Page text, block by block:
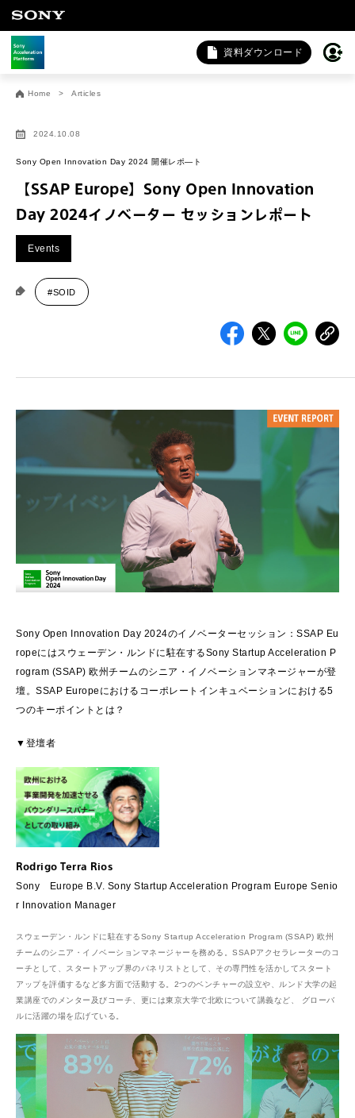
資料ダウンロード
Home Articles
2024.10.08
Sony Open Innovation Day 2024 開催レポ―ト
【SSAP Europe】Sony Open Innovation
Day 2024イノベーター セッションレポート
Events
#SOID
Sony Open Innovation Day 2024のイノベーターセッション：SSAP Eu
ropeにはスウェーデン・ルンドに駐在するSony Startup Acceleration P
rogram (SSAP) 欧州チームのシニア・イノベーションマネージャーが登
壇。SSAP Europeにおけるコーポレートインキュベーションにおける5
つのキーポイントとは？
▼登壇者
Rodrigo Terra Rios
Sony Europe B.V. Sony Startup Acceleration Program Europe Senio
r Innovation Manager
スウェーデン・ルンドに駐在するSony Startup Acceleration Program (SSAP) 欧州
チームのシニア・イノベーションマネージャーを務める。SSAPアクセラレーターのコ
ーチとして、スタートアップ界のパネリストとして、その専門性を活かしてスタート
アップを評価するなど多方面で活動する。2つのベンチャーの設立や、ルンド大学の起
業講座でのメンター及びコーチ、更には東京大学で北欧について講義など、 グローバ
ルに活躍の場を広げている。
お問い合わせ
法人向けサービスに関するご相談・お問い合わせは以下のボタ
法人お問い合わせ
FAQ&個人お問い合わせは以下のボタンからお願いします。
FAQ & 個人お問い合わせ